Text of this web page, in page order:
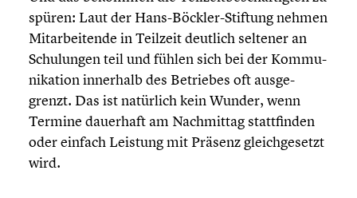
spüren: Laut der Hans-Böckler-Stiftung nehmen
Mitar­bei­tende in Teilzeit deutlich seltener an
Schulun­gen teil und fühlen sich bei der Kommu­
ni­ka­tion innerhalb des Betriebes oft ausge­
grenzt. Das ist natürlich kein Wunder, wenn
Termine dauerhaft am Nachmit­tag statt­fin­den
oder einfach Leistung mit Präsenz gleich­ge­setzt
wird.